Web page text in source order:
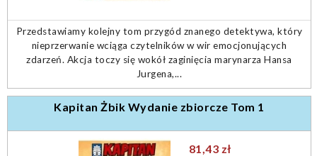
Przedstawiamy kolejny tom przygód znanego detektywa, który
nieprzerwanie wciąga czytelników w wir emocjonujących
zdarzeń. Akcja toczy się wokół zaginięcia marynarza Hansa
Jurgena,...
Kapitan Żbik Wydanie zbiorcze Tom 1
81,43 zł